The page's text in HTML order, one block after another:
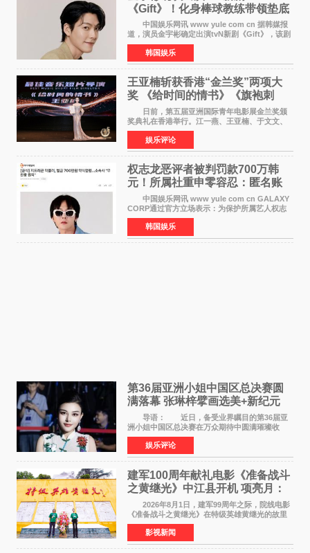
《Gift》！化身棒球教练带领垫底
球队逆袭
中国娱乐网讯 www yule com cn 据韩媒报
道，演员金宇彬确定出演tvN新剧《Gift》，该剧
预计将于下半年播出，引发观众高度期待。
本剧改编自同名网络漫画，讲述一位经历意外事
故后获得特殊
韩国娱乐
王亚楠斩获香港“金兰奖”两项大
奖 《给时间的情书》《旗袍刺
客》双双获肯定
日前，第五届亚洲国际青年电影展金兰奖颁
奖典礼在香港举行。江一燕、王亚楠、于文文、
李东学等知名演员出席活动。著名演员、导演王
亚楠凭借音乐故事片《给时间的情书》和院线电
影《旗袍刺客》
娱乐评论
权志龙恶评者被判罚款700万韩
元！所属社重申零容忍：匿名账
号也难逃刑责
中国娱乐网讯 www yule com cn GALAXY
CORP通过官方立场表示：为保护所属艺人权志
龙的名誉和权益，将持续对网络上发生的名誉损
害、散布虚假事实、侮辱、恶意诽谤等行为采取
法律应对措施。
韩国娱乐
第36届亚洲小姐中国区总决赛圆
满落幕 张琳梓擘画选美+新纪元
导语： 近日，备受业界瞩目的第36届亚
洲小姐中国区总决赛在万众期待中圆满璀璨收
官。整场盛典汇聚万千芳华，不仅完成了新一届
美丽代言人的加冕选拔，更在行业发展层面带来
颠覆性突破。活动
娱乐评论
建军100周年献礼电影《准备战斗
之黄继光》中江县开机 项亮月：
以光影为笔，书写英雄赞歌
2026年8月1日，建军99周年之际，院线电影
《准备战斗之黄继光》在特级英雄黄继光的故里
——四川省德阳市中江县黄继光出生地正式开
机。本片出品人、总制片人项亮月主持开机仪
式，&zwnj;特级英雄
影视新闻